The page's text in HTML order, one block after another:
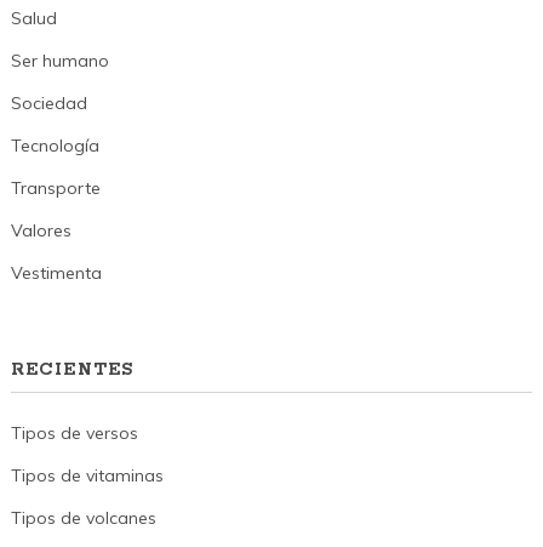
Salud
Ser humano
Sociedad
Tecnología
Transporte
Valores
Vestimenta
RECIENTES
Tipos de versos
Tipos de vitaminas
Tipos de volcanes